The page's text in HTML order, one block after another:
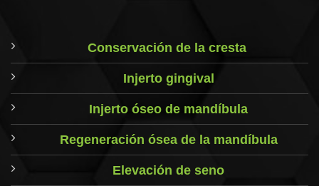
Conservación de la cresta
Injerto gingival
Injerto óseo de mandíbula
Regeneración ósea de la mandíbula
Elevación de seno